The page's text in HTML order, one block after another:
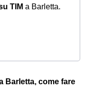
TIM a Barletta.
Barletta, come fare